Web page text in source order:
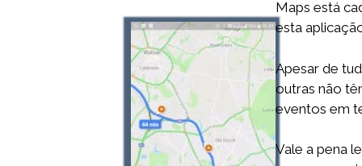
Maps está
esta
Apesar de
outras não
eventos em
Vale a pena